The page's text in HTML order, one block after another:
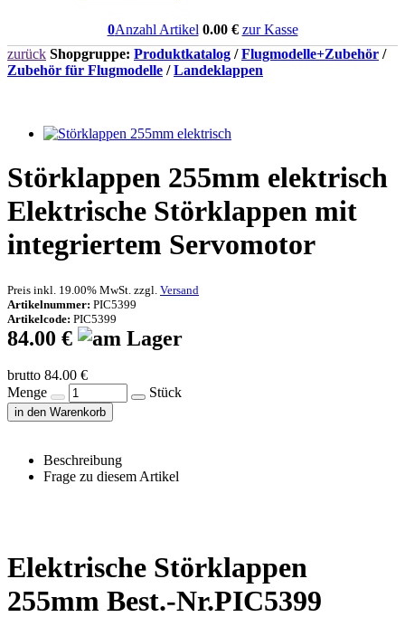
0Anzahl Artikel 0.00€ zur Kasse
zurück Shopgruppe: Produktkatalog /Flugmodelle+Zubehör /
Zubehör für Flugmodelle /Landeklappen
Störklappen 255mm elektrisch
Elektrische Störklappen mit
integriertem Servomotor
Preis inkl. 19.00% MwSt. zzgl. Versand
Artikelnummer: PIC5399
Artikelcode: PIC5399
84.00 €
brutto 84.00 €
Menge
Stück
in den Warenkorb
Beschreibung
Frage zu diesem Artikel
Elektrische Störklappen
255mm Best.-Nr.PIC5399